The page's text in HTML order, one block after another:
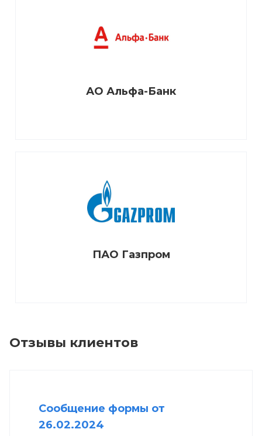
АО Альфа-Банк
ПАО Газпром
Отзывы клиентов
Сообщение формы от
26.02.2024